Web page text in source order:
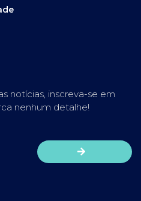
notícias, inscreva-se em
nenhum detalhe!